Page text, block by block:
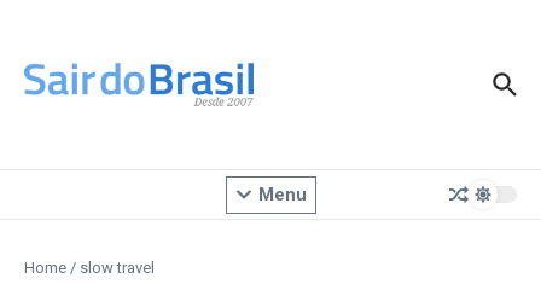
Menu
Home / slow travel